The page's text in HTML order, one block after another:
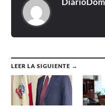
LEER LA SIGUIENTE →